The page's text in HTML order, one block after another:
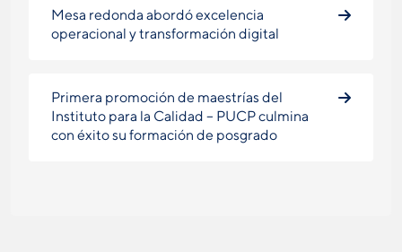
Mesa redonda abordó excelencia
operacional y transformación digital
Primera promoción de maestrías del
Instituto para la Calidad – PUCP culmina
con éxito su formación de posgrado